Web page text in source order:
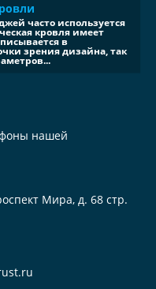
часто используется
кровля имеет
в
зрения дизайна, так
нашей
Мира, д. 68 стр.